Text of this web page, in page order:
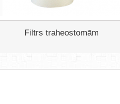
Filtrs traheostomām